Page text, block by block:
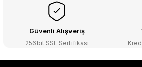
Güvenli Alışveriş
256bit SSL Sertifikası